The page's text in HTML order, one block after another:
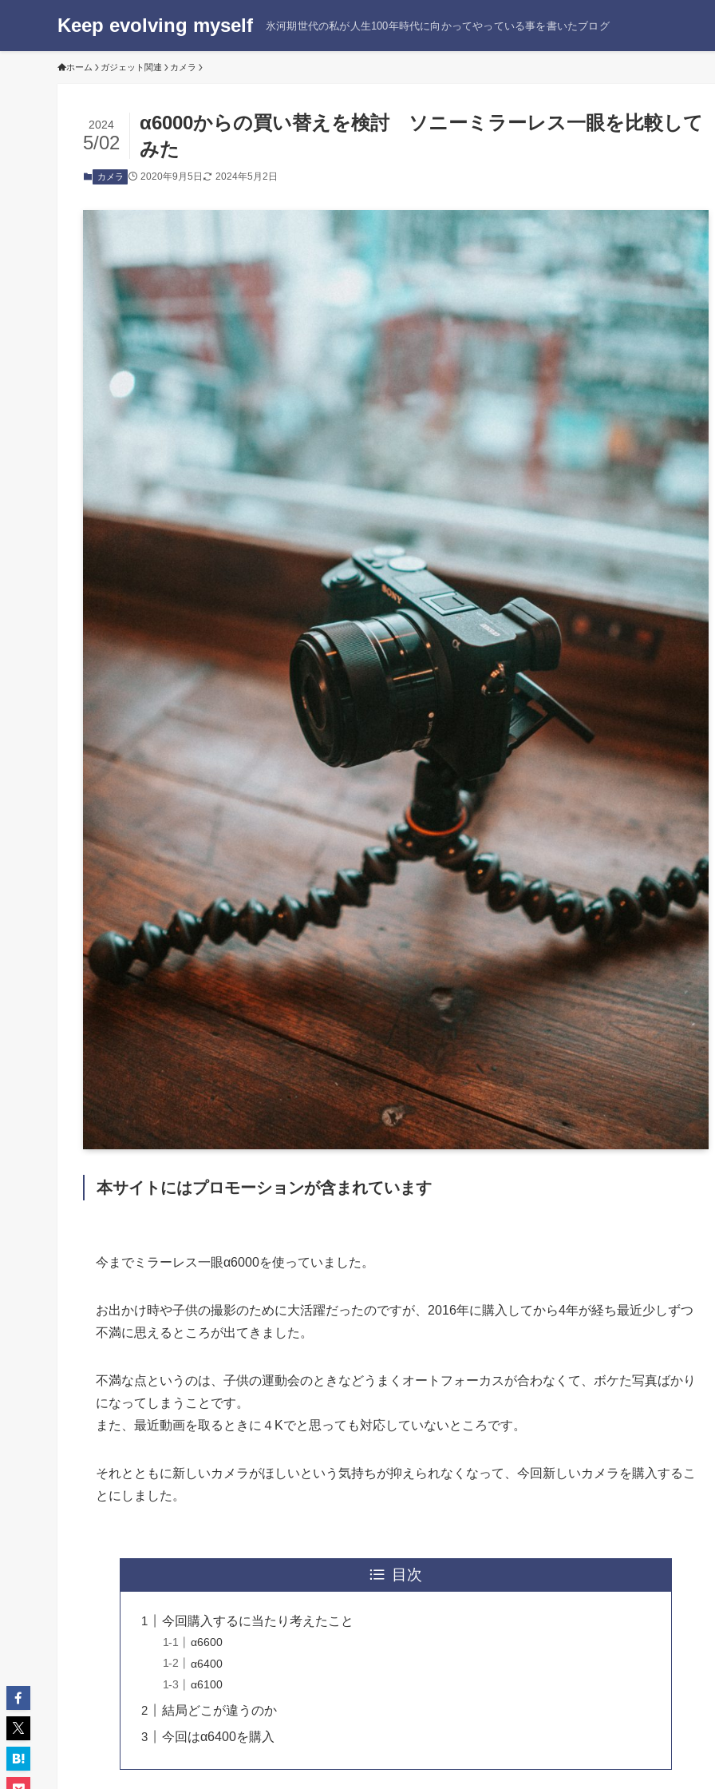
Keep evolving myself 氷河期世代の私が人生100年時代に向かってやっている事を書いたブログ
ホーム ガジェット関連 カメラ
α6000からの買い替えを検討 ソニーミラーレス一眼を比較して
みた
2024
5/02
カメラ 2020年9月5日 2024年5月2日
本サイトにはプロモーションが含まれています
今までミラーレス一眼α6000を使っていました。
お出かけ時や子供の撮影のために大活躍だったのですが、2016年に購入してから4年が経ち最近少しずつ
不満に思えるところが出てきました。
不満な点というのは、子供の運動会のときなどうまくオートフォーカスが合わなくて、ボケた写真ばかり
になってしまうことです。
また、最近動画を取るときに４Kでと思っても対応していないところです。
それとともに新しいカメラがほしいという気持ちが抑えられなくなって、今回新しいカメラを購入するこ
とにしました。
目次
今回購入するに当たり考えたこと
α6600
α6400
α6100
結局どこが違うのか
今回はα6400を購入